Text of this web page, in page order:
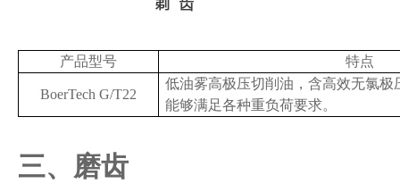
产品型号 特点
BoerTech G/T22
低油雾高极压切削油，含高效无氯极
能够满足各种重负荷要求。
三、磨齿